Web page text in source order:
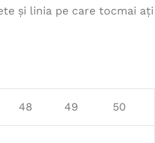
și linia pe care tocmai ați
48 49 50